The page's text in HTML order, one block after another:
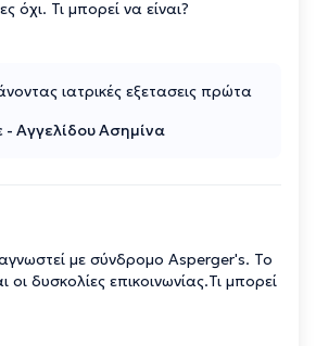
όχι. Τι μπορεί να είναι?
ιατρικές εξετασεις πρώτα
Αγγελίδου Ασημίνα
με σύνδρομο Asperger's. Το
οι δυσκολίες επικοινωνίας.Τι μπορεί